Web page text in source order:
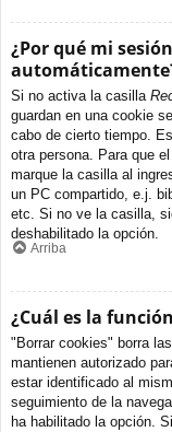
¿Por qué mi
Si no activa la casilla
guardan en una cookie
cabo de cierto tiempo.
otra persona. Para que
marque la casilla al
un PC compartido, e.j.
etc. Si no ve la casilla,
deshabilitado la opción.
Arriba
¿Cuál es la
"Borrar cookies" borra
mantienen autorizado
estar identificado al
seguimiento de la
ha habilitado la opción.